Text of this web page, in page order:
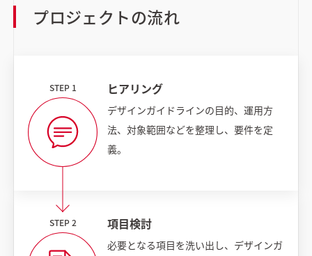
プロジェクトの流れ
ヒアリング
デザインガイドラインの目的、運用方
法、対象範囲などを整理し、要件を定
義。
項目検討
必要となる項目を洗い出し、デザインガ